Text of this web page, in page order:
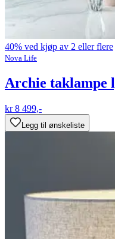
40% ved kjøp av 2 eller flere
Nova Life
Archie taklampe
kr 8 499,-
Legg til ønskeliste